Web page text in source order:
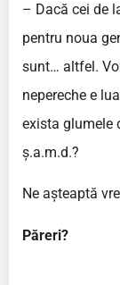
– Dacă cei de
pentru noua
sunt… altfel.
nepereche e
exista glumele
ș.a.m.d.?
Ne așteaptă
Păreri?